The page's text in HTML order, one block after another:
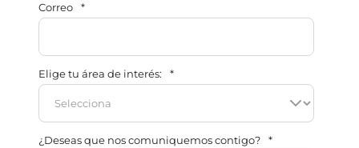
Correo *
Elige tu área de interés: *
¿Deseas que nos comuniquemos contigo? *